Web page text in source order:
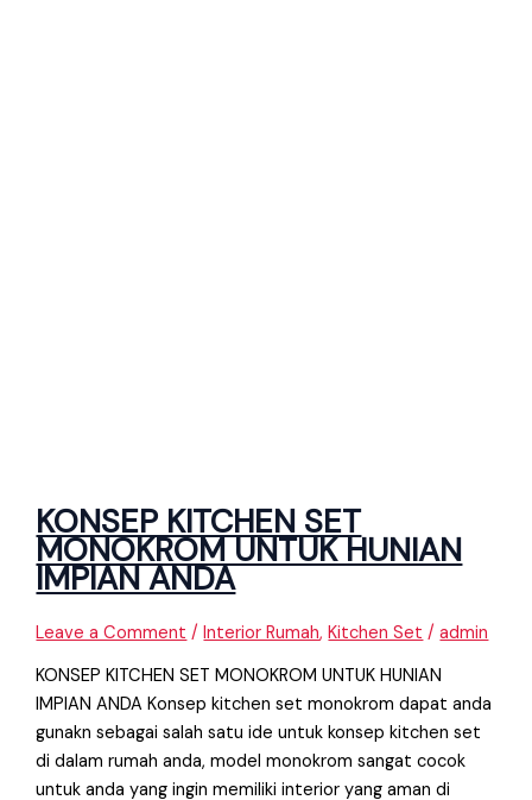
KONSEP KITCHEN SET
MONOKROM UNTUK HUNIAN
IMPIAN ANDA
Leave a Comment /Interior Rumah,Kitchen Set /admin
KONSEP KITCHEN SET MONOKROM UNTUK HUNIAN
IMPIAN ANDA Konsep kitchen set monokrom dapat anda
gunakn sebagai salah satu ide untuk konsep kitchen set
di dalam rumah anda, model monokrom sangat cocok
untuk anda yang ingin memiliki interior yang aman di